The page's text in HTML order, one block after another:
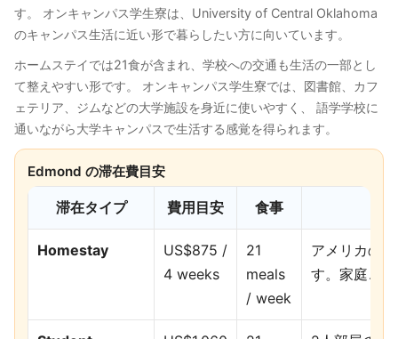
す。 オンキャンパス学生寮は、University of Central Oklahoma
のキャンパス生活に近い形で暮らしたい方に向いています。
ホームステイでは21食が含まれ、学校への交通も生活の一部とし
て整えやすい形です。 オンキャンパス学生寮では、図書館、カフ
ェテリア、ジムなどの大学施設を身近に使いやすく、 語学学校に
通いながら大学キャンパスで生活する感覚を得られます。
Edmond の滞在費目安
滞在タイプ 費用目安 食事
Homestay
US$875 /
4 weeks
21
meals
/ week
アメリカの
す。家庭ご